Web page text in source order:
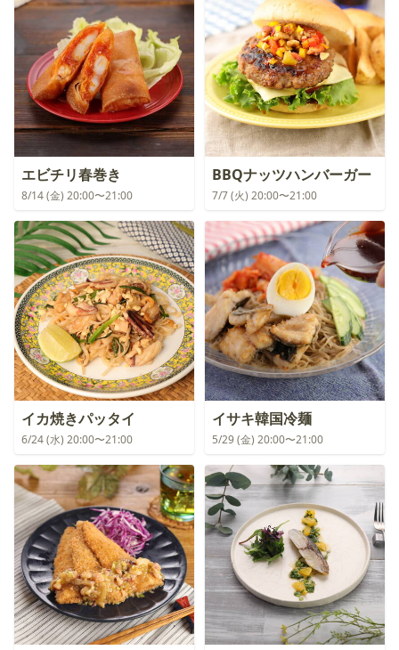
エビチリ春巻き
8/14 (金) 20:00〜21:00
BBQナッツハンバーガー
7/7 (火) 20:00〜21:00
イカ焼きパッタイ
6/24 (水) 20:00〜21:00
イサキ韓国冷麺
5/29 (金) 20:00〜21:00